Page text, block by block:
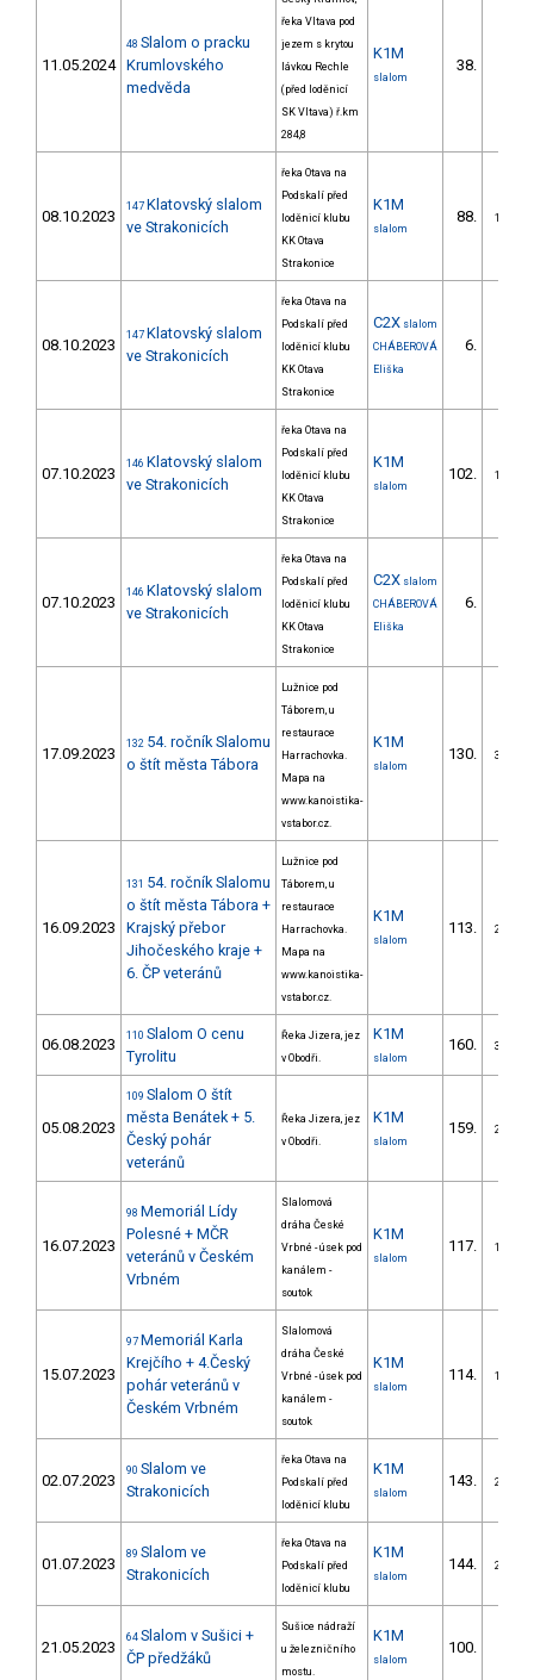
11.05.2024
48 Slalom o pracku
Krumlovského
medvěda
řeka Vltava pod
jezem s krytou
lávkou Rechle
(před loděnicí
SK Vltava) ř.km
284,8
K1M
slalom
38.
08.10.2023
147 Klatovský slalom
ve Strakonicích
řeka Otava na
Podskalí před
loděnicí klubu
KK Otava
Strakonice
K1M
slalom
88. 15/ZM
08.10.2023
147 Klatovský slalom
ve Strakonicích
řeka Otava na
Podskalí před
loděnicí klubu
KK Otava
Strakonice
C2X slalom
CHÁBEROVÁ
Eliška
6.
07.10.2023
146 Klatovský slalom
ve Strakonicích
řeka Otava na
Podskalí před
loděnicí klubu
KK Otava
Strakonice
K1M
slalom
102. 18/ZM
07.10.2023
146 Klatovský slalom
ve Strakonicích
řeka Otava na
Podskalí před
loděnicí klubu
KK Otava
Strakonice
C2X slalom
CHÁBEROVÁ
Eliška
6.
17.09.2023
132 54. ročník Slalomu
o štít města Tábora
Lužnice pod
Táborem, u
restaurace
Harrachovka.
Mapa na
www.kanoistika-
vstabor.cz.
K1M
slalom
130. 30/ZM
16.09.2023
131 54. ročník Slalomu
o štít města Tábora +
Krajský přebor
Jihočeského kraje +
6. ČP veteránů
Lužnice pod
Táborem, u
restaurace
Harrachovka.
Mapa na
www.kanoistika-
vstabor.cz.
K1M
slalom
113. 26/ZM
06.08.2023 110 Slalom O cenu
Tyrolitu
Řeka Jizera, jez
v Obodři.
K1M
slalom
160. 33/ZM
05.08.2023
109 Slalom O štít
města Benátek + 5.
Český pohár
veteránů
Řeka Jizera, jez
v Obodři.
K1M
slalom
159. 29/ZM
16.07.2023
98 Memoriál Lídy
Polesné + MČR
veteránů v Českém
Vrbném
Slalomová
dráha České
Vrbné - úsek pod
kanálem -
soutok
K1M
slalom
117. 15/ZM
15.07.2023
97 Memoriál Karla
Krejčího + 4.Český
pohár veteránů v
Českém Vrbném
Slalomová
dráha České
Vrbné - úsek pod
kanálem -
soutok
K1M
slalom
114. 16/ZM
02.07.2023
90 Slalom ve
Strakonicích
řeka Otava na
Podskalí před
loděnicí klubu
K1M
slalom
143. 28/ZM
01.07.2023
89 Slalom ve
Strakonicích
řeka Otava na
Podskalí před
loděnicí klubu
K1M
slalom
144. 29/ZM
21.05.2023
64 Slalom v Sušici +
ČP předžáků
Sušice nádraží
u železničního
mostu.
K1M
slalom
100.